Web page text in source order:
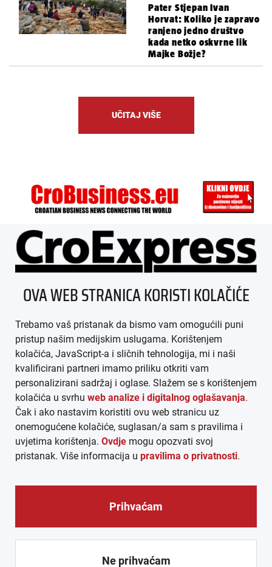
Pater Stjepan Ivan
Horvat: Koliko je zapravo
ranjeno jedno društvo
kada netko oskvrne lik
Majke Božje?
UČITAJ VIŠE
ÜBER UNS
IMPRESSUM
AGB
DATENSCHUTZ
MEDIADATEN
ARHIVA (PDF)
© CROEXPRESS │ INFORMATIVNI MEDIJ HRVATA IZVAN
REPUBLIKE HRVATSKE 2026.
OVA WEB STRANICA KORISTI KOLAČIĆE
Trebamo vaš pristanak da bismo vam omogućili puni
pristup našim medijskim uslugama. Korištenjem
kolačića, JavaScript-a i sličnih tehnologija, mi i naši
kvalificirani partneri imamo priliku otkriti vam
personalizirani sadržaj i oglase. Slažem se s korištenjem
kolačića u svrhu web analize i digitalnog oglašavanja.
Čak i ako nastavim koristiti ovu web stranicu uz
onemogućene kolačiće, suglasan/a sam s pravilima i
uvjetima korištenja. Ovdje mogu opozvati svoj
pristanak. Više informacija u pravilima o privatnosti.
Prihvaćam
Ne prihvaćam